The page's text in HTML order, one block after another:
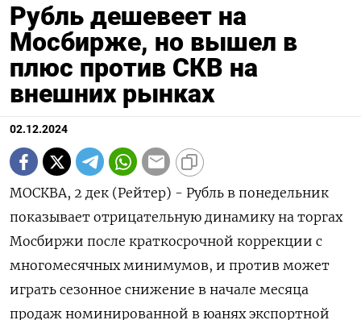
Рубль дешевеет на
Мосбирже, но вышел в
плюс против СКВ на
внешних рынках
02.12.2024
МОСКВА, 2 дек (Рейтер) - Рубль в понедельник
показывает отрицательную динамику на торгах
Мосбиржи после краткосрочной коррекции с
многомесячных минимумов, и против может
играть сезонное снижение в начале месяца
продаж номинированной в юанях экспортной